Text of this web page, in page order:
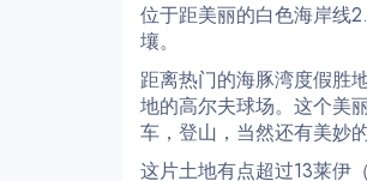
位于距美丽的白色海岸线
壤。
距离热门的海豚湾度假胜
地的高尔夫球场。这个美
车，登山，当然还有美妙的
这片土地有点超过13莱伊